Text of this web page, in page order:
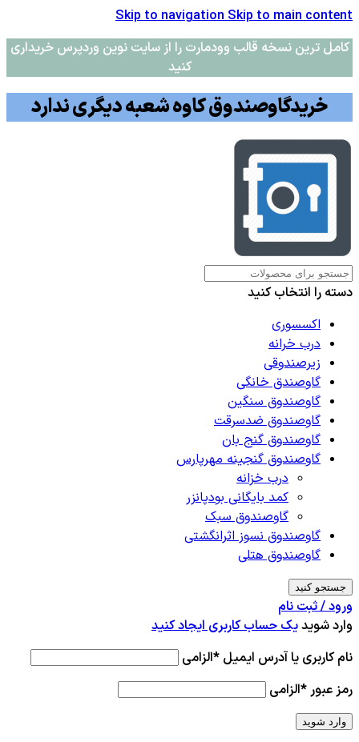
Skip to navigationSkip to main content
کامل ترین نسخه قالب وودمارت را از سایت نوین وردپرس خریداری
کنید
خریدگاوصندوق کاوه شعبه دیگری ندارد
دسته را انتخاب کنید
اکسسوری
درب خرانه
زیرصندوقی
گاوصندق خانگی
گاوصندوق سنگین
گاوصندوق ضدسرقت
گاوصندوق گنج بان
گاوصندوق گنجینه مهرپارس
درب خزانه
کمد بایگانی بودپانزر
گاوصندوق سبک
گاوصندوق نسوز اثرانگشتی
گاوصندوق هتلی
جستجو کنید
ورود / ثبت نام
وارد شویدیک حساب کاربری ایجاد کنید
نام کاربری یا آدرس ایمیل *الزامی
رمز عبور*الزامی
وارد شوید